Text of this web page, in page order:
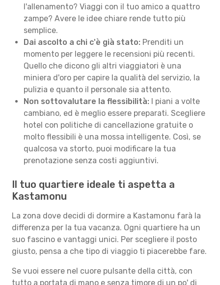
l'allenamento? Viaggi con il tuo amico a quattro
zampe? Avere le idee chiare rende tutto più
semplice.
Dai ascolto a chi c'è già stato: Prenditi un
momento per leggere le recensioni più recenti.
Quello che dicono gli altri viaggiatori è una
miniera d'oro per capire la qualità del servizio, la
pulizia e quanto il personale sia attento.
Non sottovalutare la flessibilità: I piani a volte
cambiano, ed è meglio essere preparati. Scegliere
hotel con politiche di cancellazione gratuite o
molto flessibili è una mossa intelligente. Così, se
qualcosa va storto, puoi modificare la tua
prenotazione senza costi aggiuntivi.
Il tuo quartiere ideale ti aspetta a
Kastamonu
La zona dove decidi di dormire a Kastamonu farà la
differenza per la tua vacanza. Ogni quartiere ha un
suo fascino e vantaggi unici. Per scegliere il posto
giusto, pensa a che tipo di viaggio ti piacerebbe fare.
Se vuoi essere nel cuore pulsante della città, con
tutto a portata di mano e senza timore di un po' di